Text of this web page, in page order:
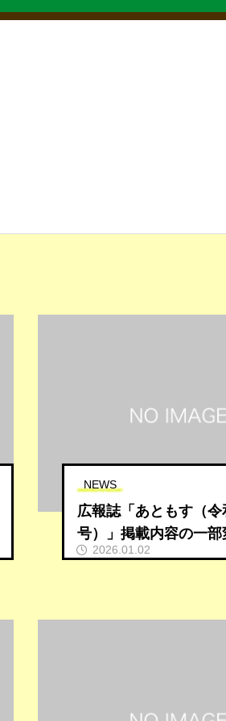
NEWS
広報誌「あともす（令
号）」掲載内容の一
2026.01.02